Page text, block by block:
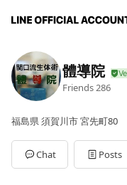
體導院
Friends 286
福島県 須賀川市 宮先町80
Chat Posts